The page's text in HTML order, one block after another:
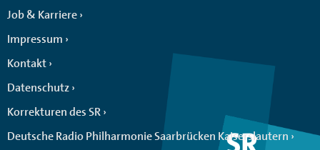
Job & Karriere
Impressum
Kontakt
Datenschutz
Korrekturen des SR
Deutsche Radio Philharmonie Saarbrücken Kaiserslautern